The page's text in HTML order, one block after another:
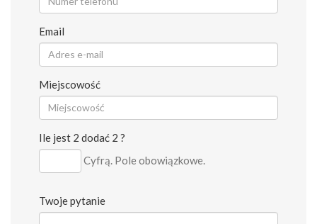
Email
Miejscowość
Ile jest 2 dodać 2 ?
Cyfrą. Pole obowiązkowe.
Twoje pytanie